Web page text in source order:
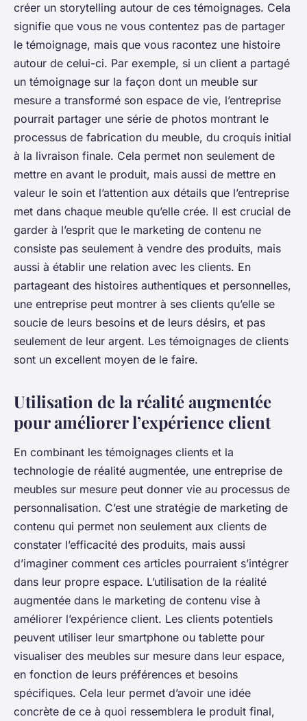
créer un storytelling autour de ces témoignages. Cela
signifie que vous ne vous contentez pas de partager
le témoignage, mais que vous racontez une histoire
autour de celui-ci. Par exemple, si un client a partagé
un témoignage sur la façon dont un meuble sur
mesure a transformé son espace de vie, l’entreprise
pourrait partager une série de photos montrant le
processus de fabrication du meuble, du croquis initial
à la livraison finale. Cela permet non seulement de
mettre en avant le produit, mais aussi de mettre en
valeur le soin et l’attention aux détails que l’entreprise
met dans chaque meuble qu’elle crée. Il est crucial de
garder à l’esprit que le marketing de contenu ne
consiste pas seulement à vendre des produits, mais
aussi à établir une relation avec les clients. En
partageant des histoires authentiques et personnelles,
une entreprise peut montrer à ses clients qu’elle se
soucie de leurs besoins et de leurs désirs, et pas
seulement de leur argent. Les témoignages de clients
sont un excellent moyen de le faire.
Utilisation de la réalité augmentée
pour améliorer l’expérience client
En combinant les témoignages clients et la
technologie de réalité augmentée, une entreprise de
meubles sur mesure peut donner vie au processus de
personnalisation. C’est une stratégie de marketing de
contenu qui permet non seulement aux clients de
constater l’efficacité des produits, mais aussi
d’imaginer comment ces articles pourraient s’intégrer
dans leur propre espace. L’utilisation de la réalité
augmentée dans le marketing de contenu vise à
améliorer l’expérience client. Les clients potentiels
peuvent utiliser leur smartphone ou tablette pour
visualiser des meubles sur mesure dans leur espace,
en fonction de leurs préférences et besoins
spécifiques. Cela leur permet d’avoir une idée
concrète de ce à quoi ressemblera le produit final,